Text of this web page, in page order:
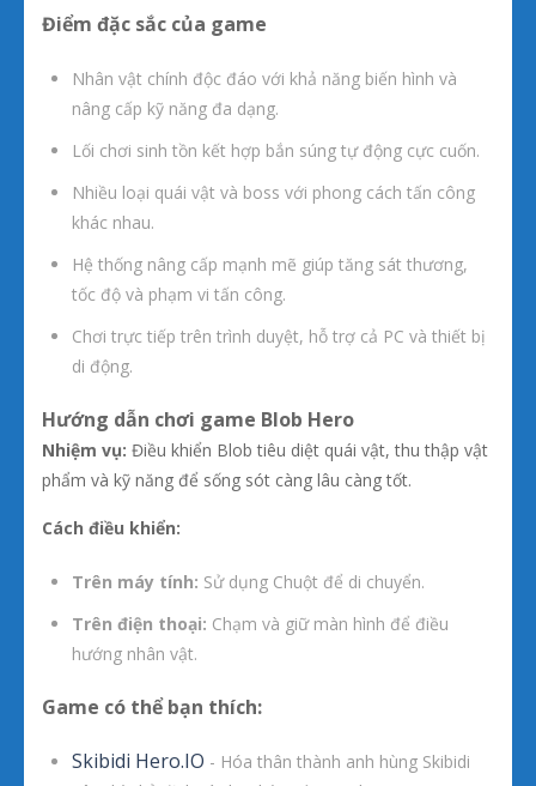
Điểm đặc sắc của game
Nhân vật chính độc đáo với khả năng biến hình và
nâng cấp kỹ năng đa dạng.
Lối chơi sinh tồn kết hợp bắn súng tự động cực cuốn.
Nhiều loại quái vật và boss với phong cách tấn công
khác nhau.
Hệ thống nâng cấp mạnh mẽ giúp tăng sát thương,
tốc độ và phạm vi tấn công.
Chơi trực tiếp trên trình duyệt, hỗ trợ cả PC và thiết bị
di động.
Hướng dẫn chơi game Blob Hero
Nhiệm vụ: Điều khiển Blob tiêu diệt quái vật, thu thập vật
phẩm và kỹ năng để sống sót càng lâu càng tốt.
Cách điều khiển:
Trên máy tính: Sử dụng Chuột để di chuyển.
Trên điện thoại: Chạm và giữ màn hình để điều
hướng nhân vật.
Game có thể bạn thích:
Skibidi Hero.IO - Hóa thân thành anh hùng Skibidi